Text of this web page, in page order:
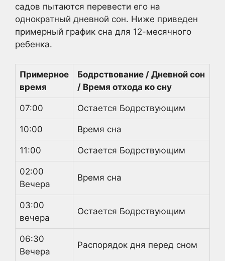
садов пытаются перевести его на
однократный дневной сон. Ниже приведен
примерный график сна для 12-месячного
ребенка.
Примерное
время
Бодрствование / Дневной сон
/ Время отхода ко сну
07:00 Остается Бодрствующим
10:00 Время сна
11:00 Остается Бодрствующим
02:00
Вечера
Время сна
03:00
вечера
Остается Бодрствующим
06:30
Вечера
Распорядок дня перед сном